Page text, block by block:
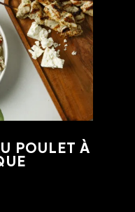
POULET À